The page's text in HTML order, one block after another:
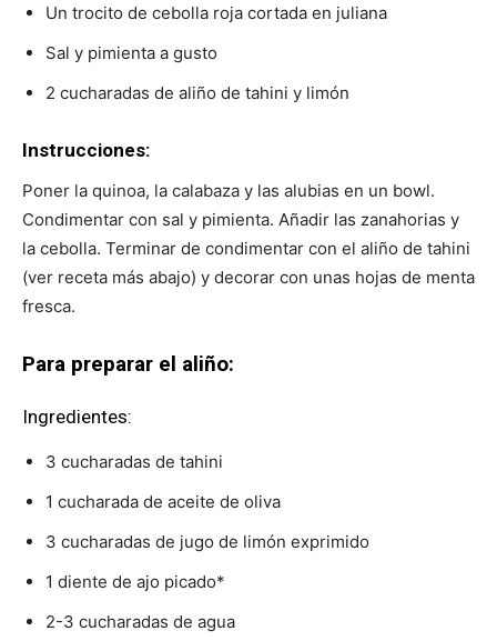
Un trocito de cebolla roja cortada en juliana
Sal y pimienta a gusto
2 cucharadas de aliño de tahini y limón
Instrucciones:
Poner la quinoa, la calabaza y las alubias en un bowl.
Condimentar con sal y pimienta. Añadir las zanahorias y
la cebolla. Terminar de condimentar con el aliño de tahini
(ver receta más abajo) y decorar con unas hojas de menta
fresca.
Para preparar el aliño:
Ingredientes:
3 cucharadas de tahini
1 cucharada de aceite de oliva
3 cucharadas de jugo de limón exprimido
1 diente de ajo picado*
2-3 cucharadas de agua